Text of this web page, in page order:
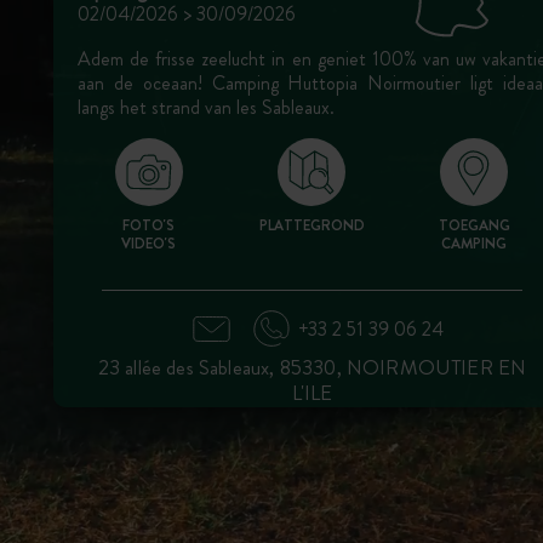
02/04/2026 > 30/09/2026
Adem de frisse zeelucht in en geniet 100% van uw
aan de oceaan! Camping Huttopia Noirmoutier ligt
langs het strand van les Sableaux.
FOTO'S
VIDEO'S
PLATTEGROND
TOEGANG
CAMPING
+33 2 51 39 06 24
23 allée des Sableaux, 85330, NOIRMOUTIER EN
L'ILE